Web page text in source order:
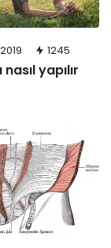
1245
yapılır